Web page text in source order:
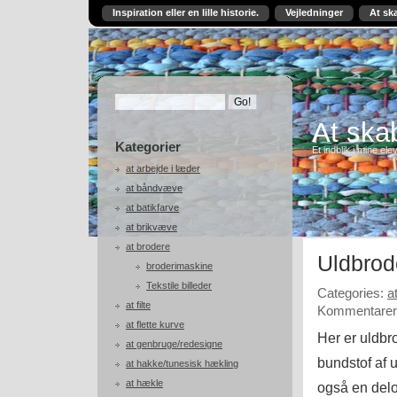
Inspiration eller en lille historie. Vejledninger At
Kategorier
at arbejde i læder
at båndvæve
at batikfarve
at brikvæve
at brodere
broderimaskine
Tekstile billeder
at filte
at flette kurve
at genbruge/redesigne
at hakke/tunesisk hækling
at hækle
At
Et indblik i mine
Categories:
Her er
bundstof af
også en